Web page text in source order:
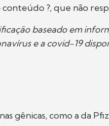
?, que não
baseado em
e a covid-19
gênicas, como a da